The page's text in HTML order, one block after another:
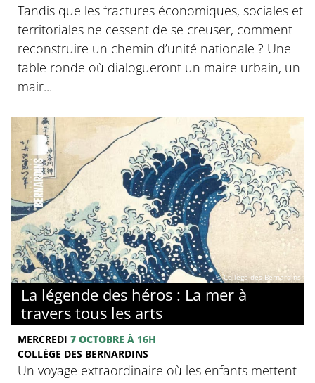
Tandis que les fractures économiques, sociales et
territoriales ne cessent de se creuser, comment
reconstruire un chemin d’unité nationale ? Une
table ronde où dialogueront un maire urbain, un
mair...
© Collège des Bernardins
La légende des héros : La mer à
travers tous les arts
MERCREDI 7 OCTOBRE À 16H
COLLÈGE DES BERNARDINS
Un voyage extraordinaire où les enfants mettent